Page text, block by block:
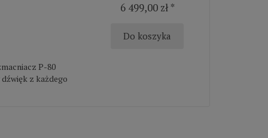
P-80
z każdego
6 499,00 zł *
Do koszyka